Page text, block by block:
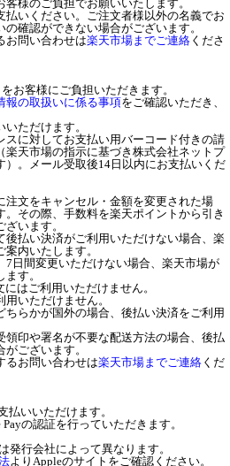
様のご負担でお願いいたします。
いください。ご注文者様以外の名義でお
確認ができない場合がございます。
お問い合わせは楽天市場までご連絡 くださ
お客様にご負担いただきます。
報の取扱いに係る事項をご確認いただき、
ただけます。
スに対してお支払い用バーコード付きの請
楽天市場の指示に基づき株式会社ネットプ
）。メール受取後14日以内にお支払いくだ
注文をキャンセル・金額を変更された場
その際、手数料を楽天ポイントから引き
います。
後払い決済がご利用いただけない場合、楽
内いたします。
7日間変更いただけない場合、楽天市場が
す。
はご利用いただけません。
いただけません。
らかが国外の場合、後払い決済をご利用
印や署名が不要な配送方法の場合、後払
ございます。
るお問い合わせは楽天市場までご連絡 くだ
払いいただけます。
の認証を行っていただきます。
発行会社によって異なります。
よりAppleのサイトをご確認ください。